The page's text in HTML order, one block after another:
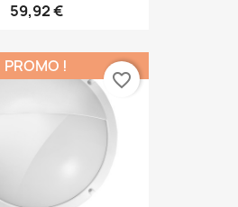
59,92 €
PROMO !
favorite_border